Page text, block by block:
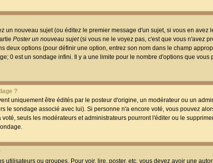
un nouveau sujet (ou éditez le premier message d'un sujet, si vous en
Poster un nouveau sujet(si vous ne le voyez pas, c'est que vous n'avez
deux options (pour définir une option, entrez son nom dans le champ
0 est un sondage infini. Il y a une limite pour le nombre d'options que
?
uniquement être édités par le posteur d'origine, un modérateur ou un
le sondage associé avec lui). Si personne n'a encore voté, vous pouvez
seuls les modérateurs et administrateurs pourront l'éditer ou le
utilisateurs ou groupes. Pour voir, lire, poster, etc. vous devez avoir une